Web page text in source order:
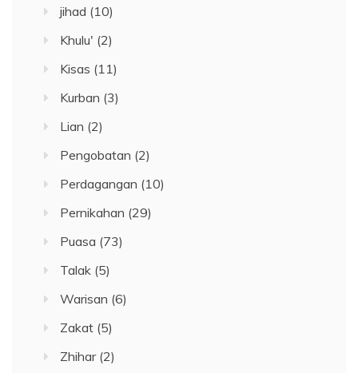
jihad (10)
Khulu' (2)
Kisas (11)
Kurban (3)
Lian (2)
Pengobatan (2)
Perdagangan (10)
Pernikahan (29)
Puasa (73)
Talak (5)
Warisan (6)
Zakat (5)
Zhihar(2)